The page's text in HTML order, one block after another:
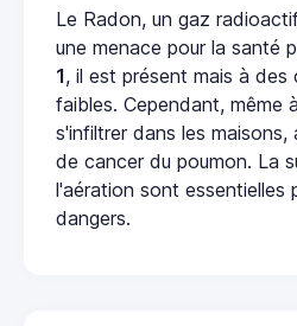
Le Radon, un gaz
une menace pour la santé
1, il est présent mais à
faibles. Cependant, même
s'infiltrer dans les maisons,
de cancer du poumon. La
l'aération sont essentielles
dangers.